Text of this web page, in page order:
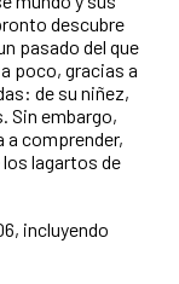
descubre
pasado del que
poco, gracias a
de su niñez,
Sin embargo,
a comprender,
lagartos de
incluyendo